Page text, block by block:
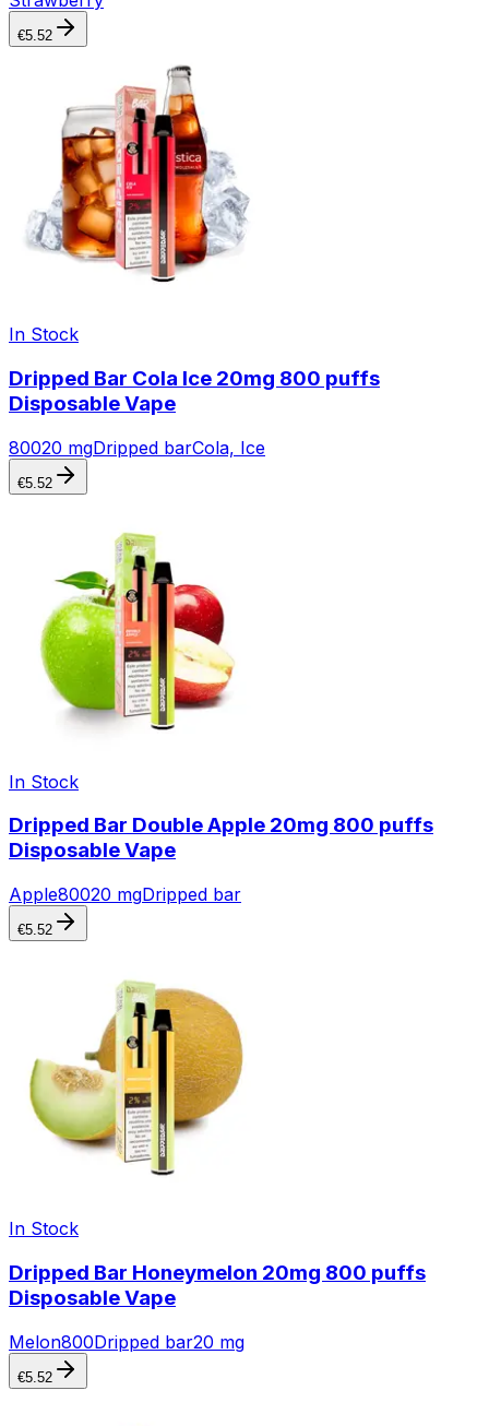
€5.52
In Stock
Dripped Bar Cola Ice 20mg 800 puffs
Disposable Vape
80020 mgDripped barCola, Ice
€5.52
In Stock
Dripped Bar Double Apple 20mg 800 puffs
Disposable Vape
Apple80020 mgDripped bar
€5.52
In Stock
Dripped Bar Honeymelon 20mg 800 puffs
Disposable Vape
Melon800Dripped bar20 mg
€5.52